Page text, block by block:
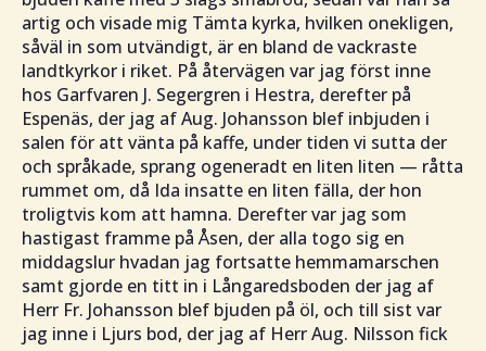
artig och visade mig Tämta kyrka, hvilken onekligen,
såväl in som utvändigt, är en bland de vackraste
landtkyrkor i riket. På återvägen var jag först inne
hos Garfvaren J. Segergren i Hestra, derefter på
Espenäs, der jag af Aug. Johansson blef inbjuden i
salen för att vänta på kaffe, under tiden vi sutta der
och språkade, sprang ogeneradt en liten liten — råtta
rummet om, då Ida insatte en liten fälla, der hon
troligtvis kom att hamna. Derefter var jag som
hastigast framme på Åsen, der alla togo sig en
middagslur hvadan jag fortsatte hemmamarschen
samt gjorde en titt in i Långaredsboden der jag af
Herr Fr. Johansson blef bjuden på öl, och till sist var
jag inne i Ljurs bod, der jag af Herr Aug. Nilsson fick